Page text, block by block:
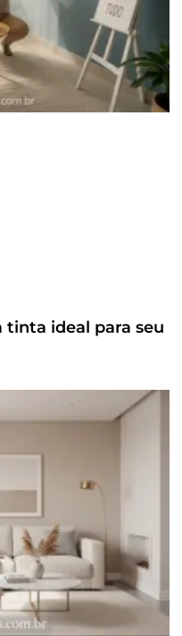
tinta ideal para seu